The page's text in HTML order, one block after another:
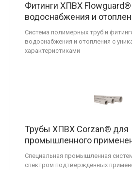
Фитинги ХПВХ
водоснабжения и
Система полимерных труб и
водоснабжения и отопления с
характеристиками
Трубы ХПВХ Corzan® для
промышленного
Специальная промышленная
спектром подтвержденных